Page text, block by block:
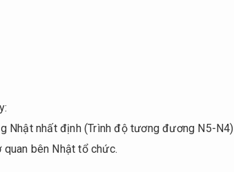
Nhật nhất định (Trình độ tương đương N5-N4)
bên Nhật tổ chức.